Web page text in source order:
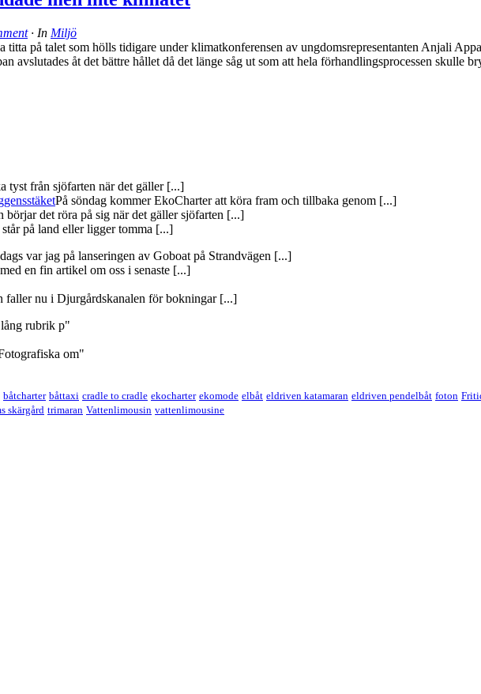
· In Miljö
titta på talet som hölls tidigare under klimatkonferensen av ungdomsrepresentanten Anjali
avslutades åt det bättre hållet då det länge såg ut som att hela förhandlingsprocessen skulle
tyst från sjöfarten när det gäller [...]
På söndag kommer EkoCharter att köra fram och tillbaka genom [...]
börjar det röra på sig när det gäller sjöfarten [...]
på land eller ligger tomma [...]
var jag på lanseringen av Goboat på Strandvägen [...]
en fin artikel om oss i senaste [...]
faller nu i Djurgårdskanalen för bokningar [...]
rubrik p"
om"
båtcharter båttaxi cradle to cradle ekocharter ekomode elbåt eldriven katamaran eldriven pendelbåt foton
skärgård trimaran Vattenlimousin vattenlimousine